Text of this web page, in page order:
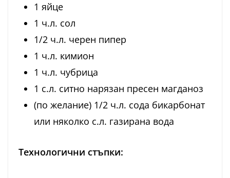
1 яйце
1 ч.л. сол
1/2 ч.л. черен пипер
1 ч.л. кимион
1 ч.л. чубрица
1 с.л. ситно нарязан пресен магданоз
(по желание) 1/2 ч.л. сода бикарбонат
или няколко с.л. газирана вода
Технологични стъпки: